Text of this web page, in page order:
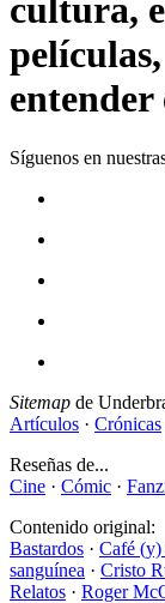
cultura,
Síguenos en
Sitemap de
Artículos · Crónicas
Reseñas de...
Cine · Cómic ·
Contenido original:
Bastardos · Café (y)
sanguínea · Cristo
Relatos · Roger